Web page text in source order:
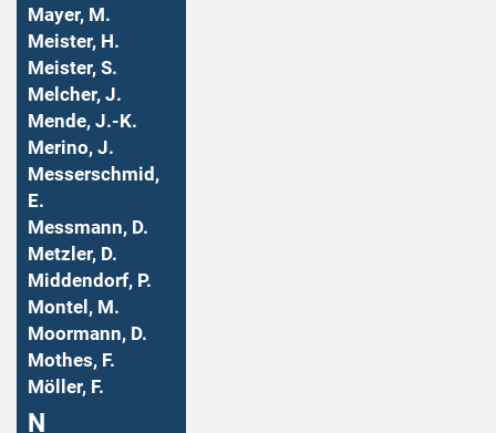
Mayer, M.
Meister, H.
Meister, S.
Melcher, J.
Mende, J.-K.
Merino, J.
Messerschmid,
E.
Messmann, D.
Metzler, D.
Middendorf, P.
Montel, M.
Moormann, D.
Mothes, F.
Möller, F.
N